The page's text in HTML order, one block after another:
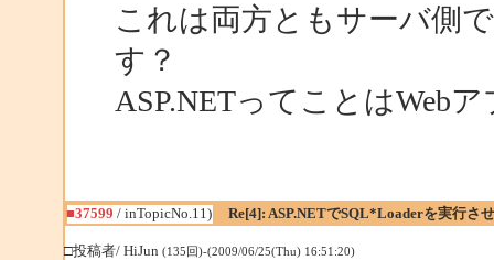
これは両方ともサーバ側
す？
ASP.NETってことはWeb
■37599 / inTopicNo.11) Re[4]: ASP.NETでSQL*Loaderを実行さ
□投稿者/ HiJun(135回)-(2009/06/25(Thu) 16:51:20)